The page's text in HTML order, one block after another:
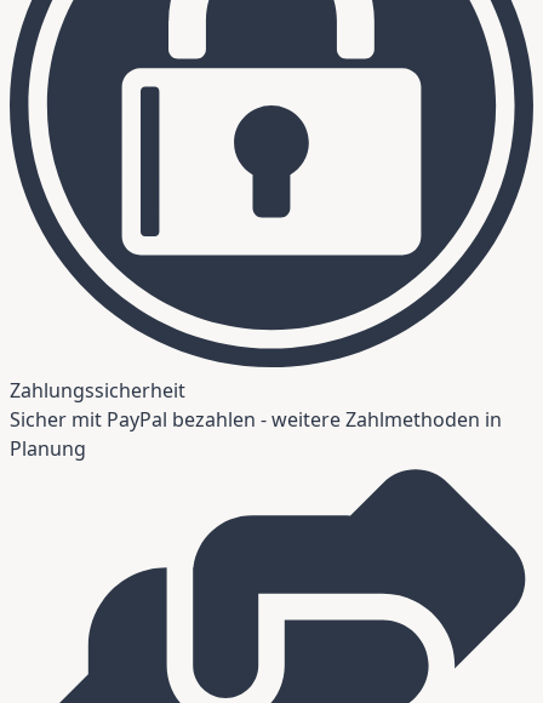
Zahlungssicherheit
Sicher mit PayPal bezahlen - weitere Zahlmethoden in
Planung